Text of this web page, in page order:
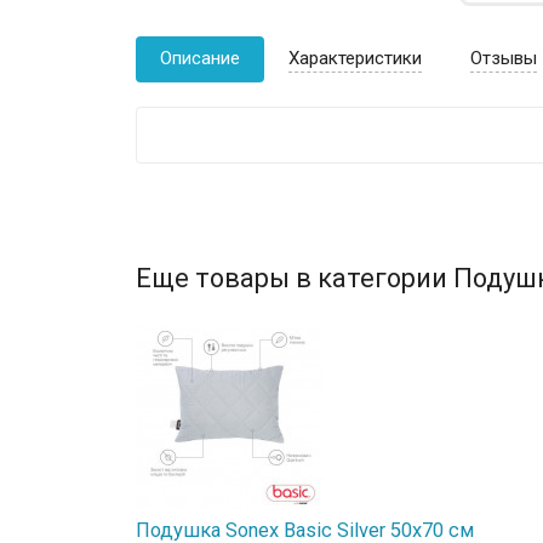
Описание Характеристики Отзывы
Еще товары в категории
Подушка Sonex Basic Silver 50х70 см